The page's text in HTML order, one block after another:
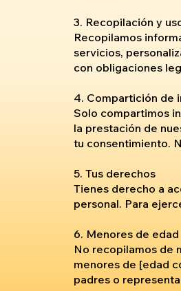
3. Recopilación y
Recopilamos
servicios,
con obligaciones
4. Compartición de
Solo compartimos
la prestación de
tu consentimiento.
5. Tus derechos
Tienes derecho a
personal. Para
6. Menores de edad
No recopilamos de
menores de [edad
padres o